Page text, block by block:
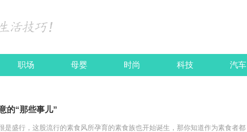
职场 母婴 时尚 科技 汽车
的“那些事儿”
是盛行，这股流行的素食风所孕育的素食族也开始诞生，那你知道作为素食者都